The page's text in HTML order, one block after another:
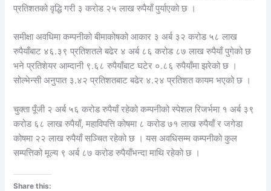
प्रतिशतको वृद्धि गरी ३ करोड २५ लाख रुपैयाँ पुर्याएको छ ।
समीक्षा अवधिमा कम्पनीको बीमाकोषको आकार ३ अर्ब ३२ करोड ५८ लाख
रुपैयाँबाट ४६.३९ प्रतिशतले बढेर ४ अर्ब ८६ करोड ८७ लाख रुपैयाँ पुगेको छ
भने प्रतिशेयर आम्दानी ९.६८ रुपैयाँबाट घटेर ०.८६ रुपैयाँमा झरेको छ ।
सोल्भेन्सी अनुपात ३.४२ प्रतिशतबाट बढेर ४.२४ प्रतिशत कायम भएको छ ।
चुक्ता पूँजी २ अर्ब ५६ करोड रुपैयाँ रहेको कम्पनीको स्पेशल रिजर्भमा १ अर्ब ३९
करोड ६८ लाख रुपैयाँ, महाविपत्ति कोषमा ८ करोड ७१ लाख रुपैयाँ र जगेडा
कोषमा २२ लाख रुपैयाँ सञ्चित रहेको छ । यस अवधिसम्म कम्पनीको कुल
सम्पत्तिको मूल्य ९ अर्ब ८७ करोड रुपैयाँभन्दा माथि रहेको छ ।
Share this: